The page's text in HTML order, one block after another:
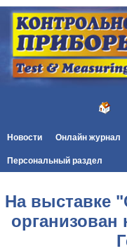
Новости Онлайн журнал
Персональный раздел
На выставке